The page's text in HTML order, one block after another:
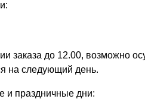
заказа до 12.00, возможно
на следующий день.
и праздничные дни: